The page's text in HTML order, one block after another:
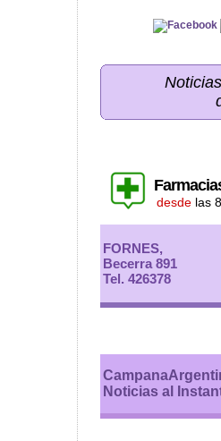
desde las
FORNES,
Becerra 891
Tel. 426378
Noticias al